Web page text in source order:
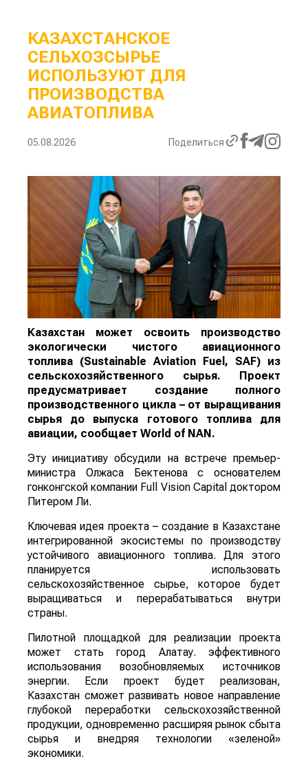
КАЗАХСТАНСКОЕ
СЕЛЬХОЗСЫРЬЕ
ИСПОЛЬЗУЮТ ДЛЯ
ПРОИЗВОДСТВА
АВИАТОПЛИВА
05.08.2026 Поделиться
Казахстан может освоить производство
экологически чистого авиационного
топлива (Sustainable Aviation Fuel, SAF) из
сельскохозяйственного сырья. Проект
предусматривает создание полного
производственного цикла – от выращивания
сырья до выпуска готового топлива для
авиации, сообщает World of NAN.
Эту инициативу обсудили на встрече премьер-
министра Олжаса Бектенова с основателем
гонконгской компании Full Vision Capital доктором
Питером Ли.
Ключевая идея проекта – создание в Казахстане
интегрированной экосистемы по производству
устойчивого авиационного топлива. Для этого
планируется использовать
сельскохозяйственное сырье, которое будет
выращиваться и перерабатываться внутри
страны.
Пилотной площадкой для реализации проекта
может стать город Алатау. эффективного
использования возобновляемых источников
энергии. Если проект будет реализован,
Казахстан сможет развивать новое направление
глубокой переработки сельскохозяйственной
продукции, одновременно расширяя рынок сбыта
сырья и внедряя технологии «зеленой»
экономики.